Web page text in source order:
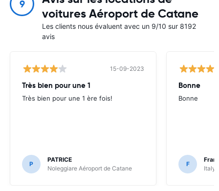
9
voitures Aéroport de Catane
Les clients nous évaluent avec un 9/10 sur 8192
avis
15-09-2023
Très bien pour une 1
Très bien pour une 1 ère fois!
P
PATRICE
Noleggiare Aéroport de Catane
Bonne
Bonne
F
Italy